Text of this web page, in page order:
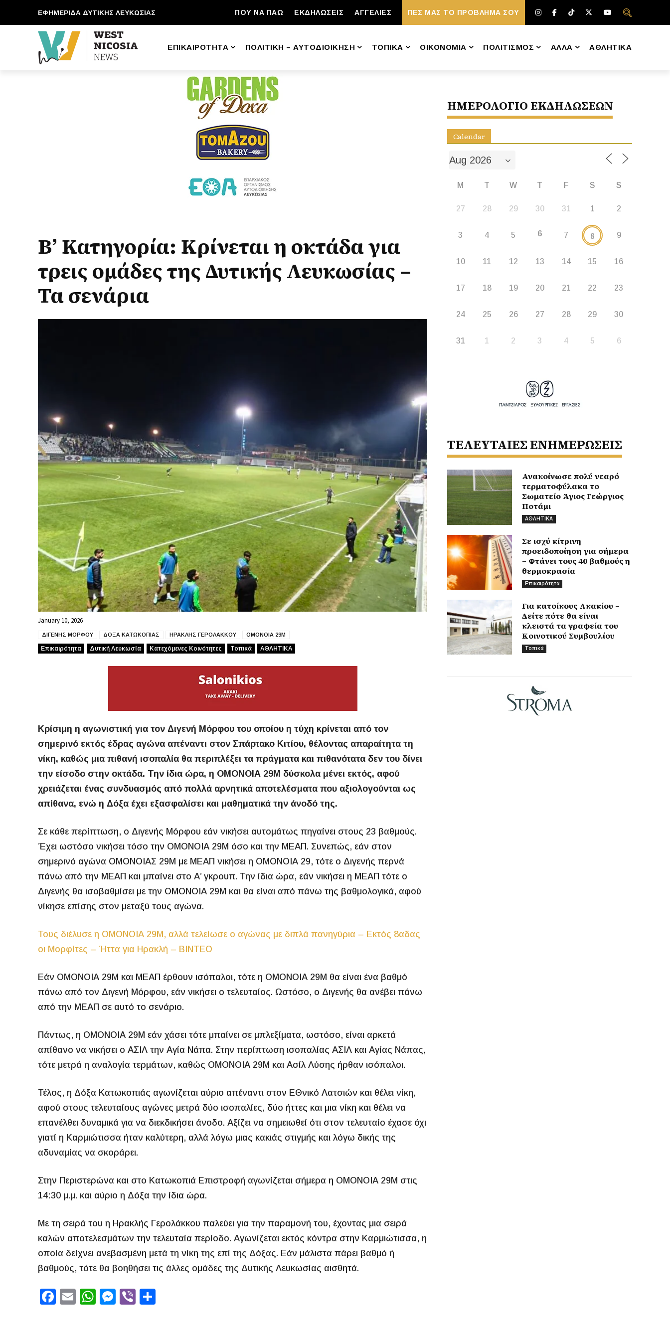
ΕΦΗΜΕΡΙΔΑ ΔΥΤΙΚΗΣ ΛΕΥΚΩΣΙΑΣ ΠΟΥ ΝΑ ΠΑΩ ΕΚΔΗΛΩΣΕΙΣ ΑΓΓΕΛΙΕΣ ΠΕΣ ΜΑΣ ΤΟ ΠΡΟΒΛΗΜΑ ΣΟΥ
ΕΠΙΚΑΙΡΟΤΗΤΑ ΠΟΛΙΤΙΚΗ – ΑΥΤΟΔΙΟΙΚΗΣΗ ΤΟΠΙΚΑ ΟΙΚΟΝΟΜΙΑ ΠΟΛΙΤΙΣΜΟΣ ΑΛΛΑ ΑΘΛΗΤΙΚΑ
Β’ Κατηγορία: Κρίνεται η οκτάδα για
τρεις ομάδες της Δυτικής Λευκωσίας –
Τα σενάρια
January 10, 2026
ΔΙΓΕΝΗΣ ΜΟΡΦΟΥ ΔΟΞΑ ΚΑΤΩΚΟΠΙΑΣ ΗΡΑΚΛΗΣ ΓΕΡΟΛΑΚΚΟΥ ΟΜΟΝΟΙΑ 29Μ
Επικαιρότητα Δυτική Λευκωσία Κατεχόμενες Κοινότητες Τοπικά ΑΘΛΗΤΙΚΑ
Κρίσιμη η αγωνιστική για τον Διγενή Μόρφου του οποίου η τύχη κρίνεται από τον
σημερινό εκτός έδρας αγώνα απέναντι στον Σπάρτακο Κιτίου, θέλοντας απαραίτητα τη
νίκη, καθώς μια πιθανή ισοπαλία θα περιπλέξει τα πράγματα και πιθανότατα δεν του δίνει
την είσοδο στην οκτάδα. Την ίδια ώρα, η ΟΜΟΝΟΙΑ 29Μ δύσκολα μένει εκτός, αφού
χρειάζεται ένας συνδυασμός από πολλά αρνητικά αποτελέσματα που αξιολογούνται ως
απίθανα, ενώ η Δόξα έχει εξασφαλίσει και μαθηματικά την άνοδό της.
Σε κάθε περίπτωση, ο Διγενής Μόρφου εάν νικήσει αυτομάτως πηγαίνει στους 23 βαθμούς.
Έχει ωστόσο νικήσει τόσο την ΟΜΟΝΟΙΑ 29Μ όσο και την ΜΕΑΠ. Συνεπώς, εάν στον
σημερινό αγώνα ΟΜΟΝΟΙΑΣ 29Μ με ΜΕΑΠ νικήσει η ΟΜΟΝΟΙΑ 29, τότε ο Διγενής περνά
πάνω από την ΜΕΑΠ και μπαίνει στο Α’ γκρουπ. Την ίδια ώρα, εάν νικήσει η ΜΕΑΠ τότε ο
Διγενής θα ισοβαθμίσει με την ΟΜΟΝΟΙΑ 29Μ και θα είναι από πάνω της βαθμολογικά, αφού
νίκησε επίσης στον μεταξύ τους αγώνα.
Τους διέλυσε η ΟΜΟΝΟΙΑ 29Μ, αλλά τελείωσε ο αγώνας με διπλά πανηγύρια – Εκτός 8αδας
οι Μορφίτες – Ήττα για Ηρακλή – ΒΙΝΤΕΟ
Εάν ΟΜΟΝΟΙΑ 29Μ και ΜΕΑΠ έρθουν ισόπαλοι, τότε η ΟΜΟΝΟΙΑ 29Μ θα είναι ένα βαθμό
πάνω από τον Διγενή Μόρφου, εάν νικήσει ο τελευταίος. Ωστόσο, ο Διγενής θα ανέβει πάνω
από την ΜΕΑΠ σε αυτό το σενάριο.
Πάντως, η ΟΜΟΝΟΙΑ 29Μ εάν χάσει τότε μπαίνει σε μπλεξίματα, ωστόσο, είναι αρκετά
απίθανο να νικήσει ο ΑΣΙΛ την Αγία Νάπα. Στην περίπτωση ισοπαλίας ΑΣΙΛ και Αγίας Νάπας,
τότε μετρά η αναλογία τερμάτων, καθώς ΟΜΟΝΟΙΑ 29Μ και Ασίλ Λύσης ήρθαν ισόπαλοι.
Τέλος, η Δόξα Κατωκοπιάς αγωνίζεται αύριο απέναντι στον ΕΘνικό Λατσιών και θέλει νίκη,
αφού στους τελευταίους αγώνες μετρά δύο ισοπαλίες, δύο ήττες και μια νίκη και θέλει να
επανέλθει δυναμικά για να διεκδικήσει άνοδο. Αξίζει να σημειωθεί ότι στον τελευταίο έχασε όχι
γιατί η Καρμιώτισσα ήταν καλύτερη, αλλά λόγω μιας κακιάς στιγμής και λόγω δικής της
αδυναμίας να σκοράρει.
Στην Περιστερώνα και στο Κατωκοπιά Επιστροφή αγωνίζεται σήμερα η ΟΜΟΝΟΙΑ 29Μ στις
14:30 μ.μ. και αύριο η Δόξα την ίδια ώρα.
Με τη σειρά του η Ηρακλής Γερολάκκου παλεύει για την παραμονή του, έχοντας μια σειρά
καλών αποτελεσμάτων την τελευταία περίοδο. Αγωνίζεται εκτός κόντρα στην Καρμιώτισσα, η
οποία δείχνει ανεβασμένη μετά τη νίκη της επί της Δόξας. Εάν μάλιστα πάρει βαθμό ή
βαθμούς, τότε θα βοηθήσει τις άλλες ομάδες της Δυτικής Λευκωσίας αισθητά.
F
E
W
M
Vi
ΗΜΕΡΟΛΟΓΙΟ ΕΚΔΗΛΩΣΕΩΝ
Calendar
M T W T F S S
27 28 29 30 31 1 2
3 4 5 6 7 8 9
10 11 12 13 14 15 16
17 18 19 20 21 22 23
24 25 26 27 28 29 30
31 1 2 3 4 5 6
ΤΕΛΕΥΤΑΙΕΣ ΕΝΗΜΕΡΩΣΕΙΣ
Ανακοίνωσε πολύ νεαρό
τερματοφύλακα το
Σωματείο Άγιος Γεώργιος
Ποτάμι
ΑΘΛΗΤΙΚΑ
Σε ισχύ κίτρινη
προειδοποίηση για σήμερα
– Φτάνει τους 40 βαθμούς η
θερμοκρασία
Επικαιρότητα
Για κατοίκους Ακακίου –
Δείτε πότε θα είναι
κλειστά τα γραφεία του
Κοινοτικού Συμβουλίου
Τοπικά